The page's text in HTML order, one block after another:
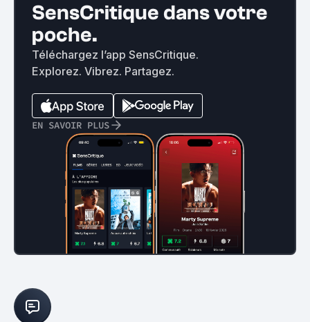
SensCritique dans votre
poche.
Téléchargez l’app SensCritique.
Explorez. Vibrez. Partagez.
EN SAVOIR PLUS